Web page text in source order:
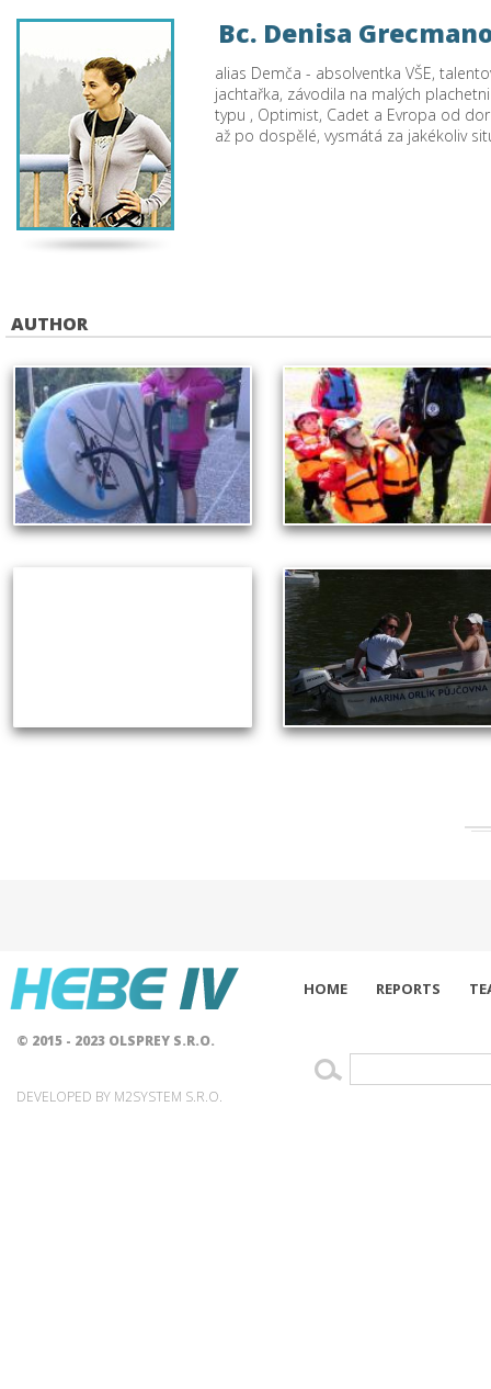
Bc. Denisa
alias Demča - absolventka VŠE,
jachtařka, závodila na malých
typu , Optimist, Cadet a Evropa od
až po dospělé, vysmátá za jakékoliv
AUTHOR
HOME REPORTS
© 2015 - 2023 OLSPREY S.R.O.
DEVELOPED BY M2SYSTEM S.R.O.